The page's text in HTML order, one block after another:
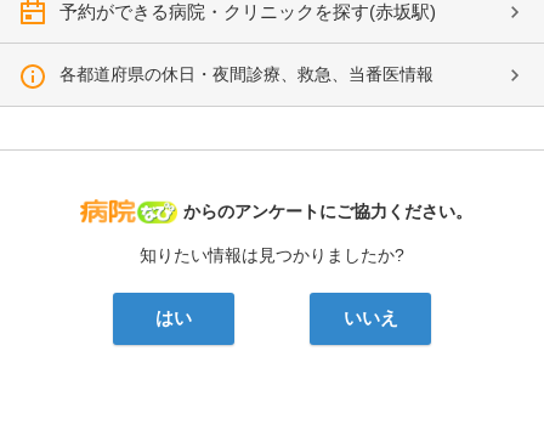
予約ができる病院・クリニックを探す(赤坂駅)
各都道府県の休日・夜間診療、救急、当番医情報
病院なび
からのアンケートにご協力ください。
知りたい情報は見つかりましたか?
はい いいえ